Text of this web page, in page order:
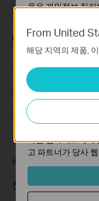
유선 라우터
WiFi 라우터
통합 라우터
클라우드 기반
하드웨어
소프트웨어
카메라
천장형 AP
From United
해당 지역의 제품,
용은개인정보 처리
기본 쿠키
이 쿠키는 웹사이트
스템에서 비활성화
분석 및 마케팅 쿠키
분석 쿠키는 웹사이
웹사이트에서의
입니다.
마케팅 쿠키는 귀
다른 웹사이트에서
고 파트너가 당사